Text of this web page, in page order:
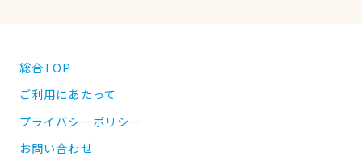
総合TOP
ご利用にあたって
プライバシーポリシー
お問い合わせ